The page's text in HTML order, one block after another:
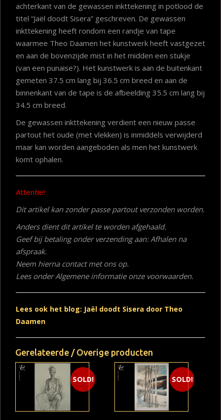
achterkant van de gewassen inkttekening in potlood de
titel “Jaël doodt Sisera” geschreven. De gewassen
inkttekening heeft rondom een randje van tape
waarmee Theo Daamen het kunstwerk heeft vastgezet
en aan de bovenzijde mist in het midden een stukje
(van een punaise?). Het kunstwerk is aan de buitenkant
gemeten 37.5 cm lang bij 36.5 cm breed en aan de
binnenkant van de tape is de afbeelding 35.5 cm lang bij
34.5 cm breed.
De gewassen inkttekening verdient een nieuw passe
partout het oude (met vlekken) is inmiddels verwijderd
maar kan worden aangeboden als men het kunstwerk
komt ophalen.
Attentie!
Dit artikel kan zonder passe partout verzonden worden.
Anders dient dit artikel te worden afgehaald.
Geef bij betaling onder verzending aan: Afhalen na
afspraak.
Neem hierna contact met ons op.
Lees onder Algemene informatie onze voorwaarden.
Lees ook het blog: Jaël doodt Sisera door Theo
Daamen
Gerelateerde / Overige producten
SOLD! SOLD!